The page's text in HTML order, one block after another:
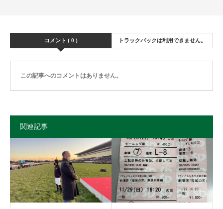
コメント ( 0 ) トラックバックは利用できません。
この記事へのコメントはありません。
関連記事